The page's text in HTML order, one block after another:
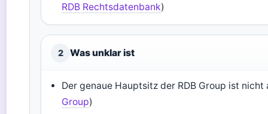
RDB Rechtsdatenbank)
2 Was unklar ist
Der genaue Hauptsitz der RDB Group ist
Group)